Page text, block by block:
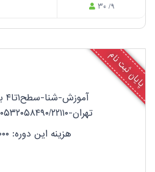
۳۰ /۹
پایان ثبت نام
تهران-۱۴۰۵۳۲۰۵۸۴۹۰/۲۲۱۱۰-۱۴۰۵-بانوان
هزینه این دوره: ۱,۰۰۰,۰۰۰